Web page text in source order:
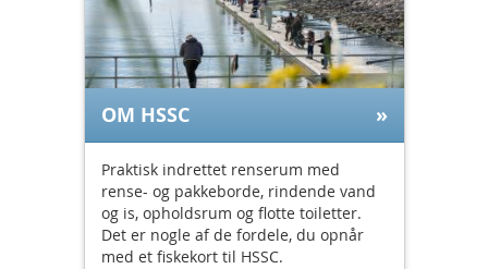
OM HSSC
Praktisk indrettet renserum med
rense- og pakkeborde, rindende vand
og is, opholdsrum og flotte toiletter.
Det er nogle af de fordele, du opnår
med et fiskekort til HSSC.